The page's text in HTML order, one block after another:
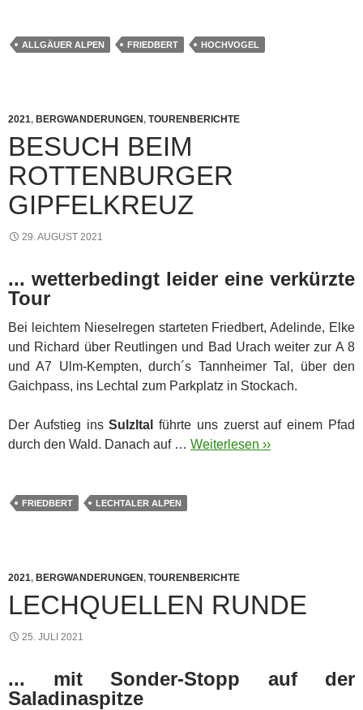
ALLGÄUER ALPEN FRIEDBERT HOCHVOGEL
2021, BERGWANDERUNGEN, TOURENBERICHTE
BESUCH BEIM
ROTTENBURGER
GIPFELKREUZ
29. AUGUST 2021
... wetterbedingt leider eine verkürzte
Tour
Bei leichtem Nieselregen starteten Friedbert, Adelinde, Elke
und Richard über Reutlingen und Bad Urach weiter zur A 8
und A7 Ulm-Kempten, durch´s Tannheimer Tal, über den
Gaichpass, ins Lechtal zum Parkplatz in Stockach.
Der Aufstieg insSulzltal
führte uns zuerst auf einem Pfad
durch den Wald. Danach auf … Weiterlesen ››
FRIEDBERT LECHTALER ALPEN
2021, BERGWANDERUNGEN, TOURENBERICHTE
LECHQUELLEN RUNDE
25. JULI 2021
... mit Sonder-Stopp auf der
Saladinaspitze